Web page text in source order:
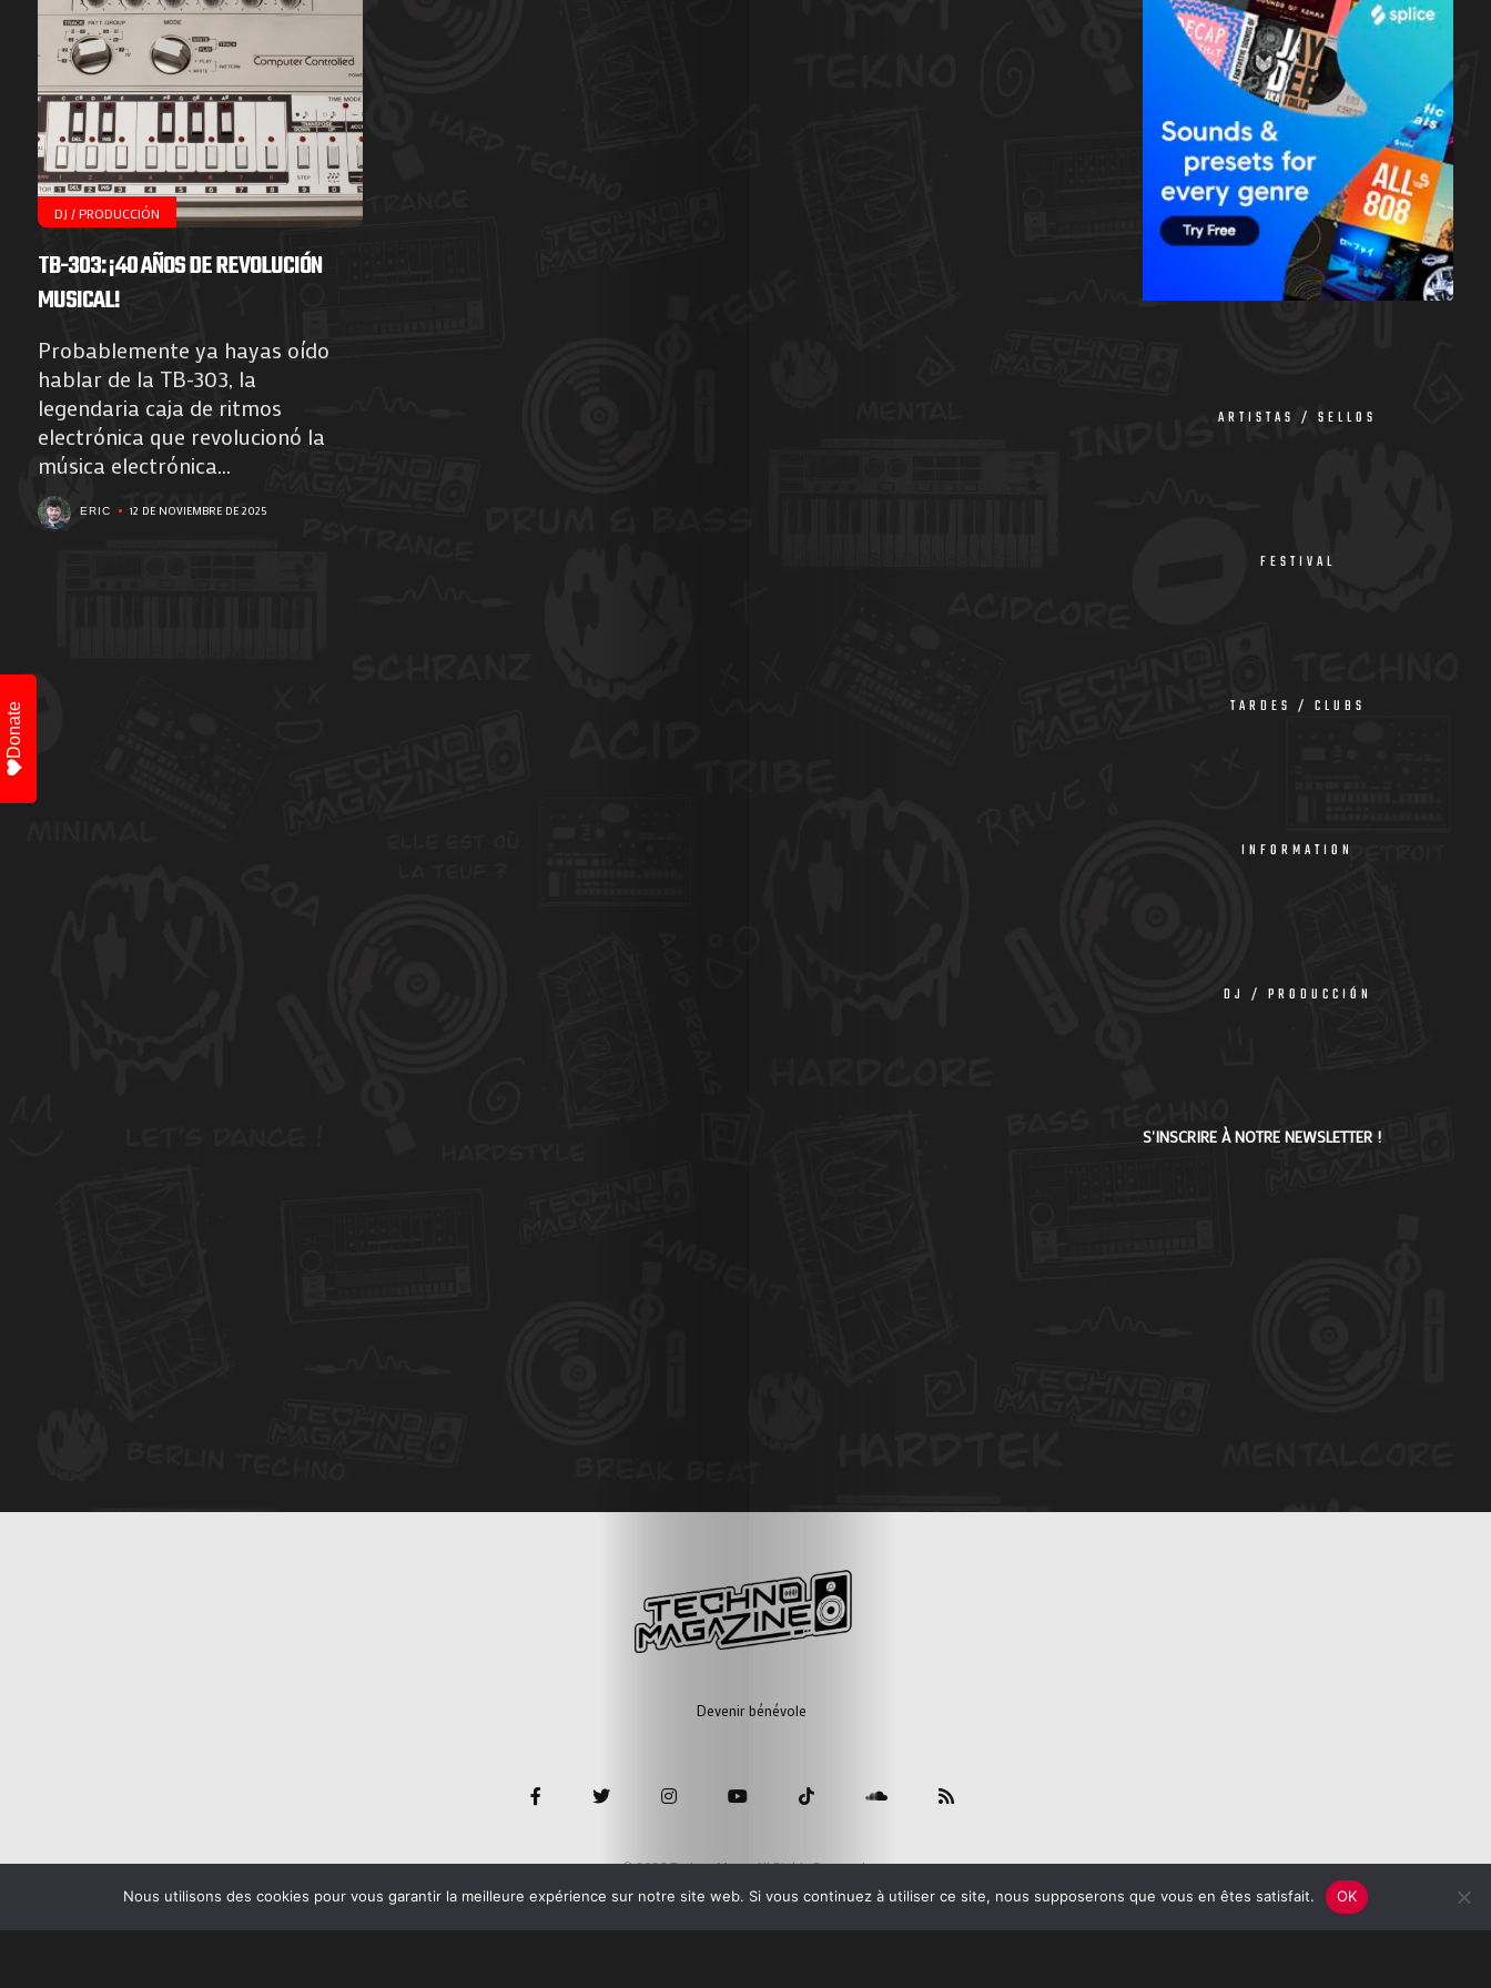
DJ / PRODUCCIÓN
TB-303: ¡40 AÑOS DE REVOLUCIÓN
MUSICAL!
Probablemente ya hayas oído
hablar de la TB-303, la
legendaria caja de ritmos
electrónica que revolucionó la
música electrónica...
ERIC 12 DE NOVIEMBRE DE 2025
ARTISTAS / SELLOS
FESTIVAL
TARDES / CLUBS
INFORMATION
DJ / PRODUCCIÓN
S'INSCRIRE À NOTRE NEWSLETTER !
Devenir bénévole
© 2026 Techno Mag - All Rights Reserved.
Nous utilisons des cookies pour vous garantir la meilleure expérience sur notre site web. Si vous continuez à utiliser ce site, nous supposerons que vous en êtes satisfait.
OK
Donate